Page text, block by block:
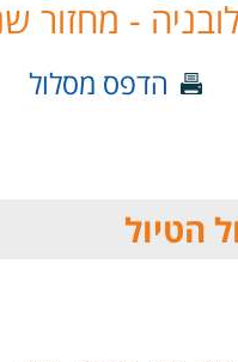
הדפס מסלול
הטיול